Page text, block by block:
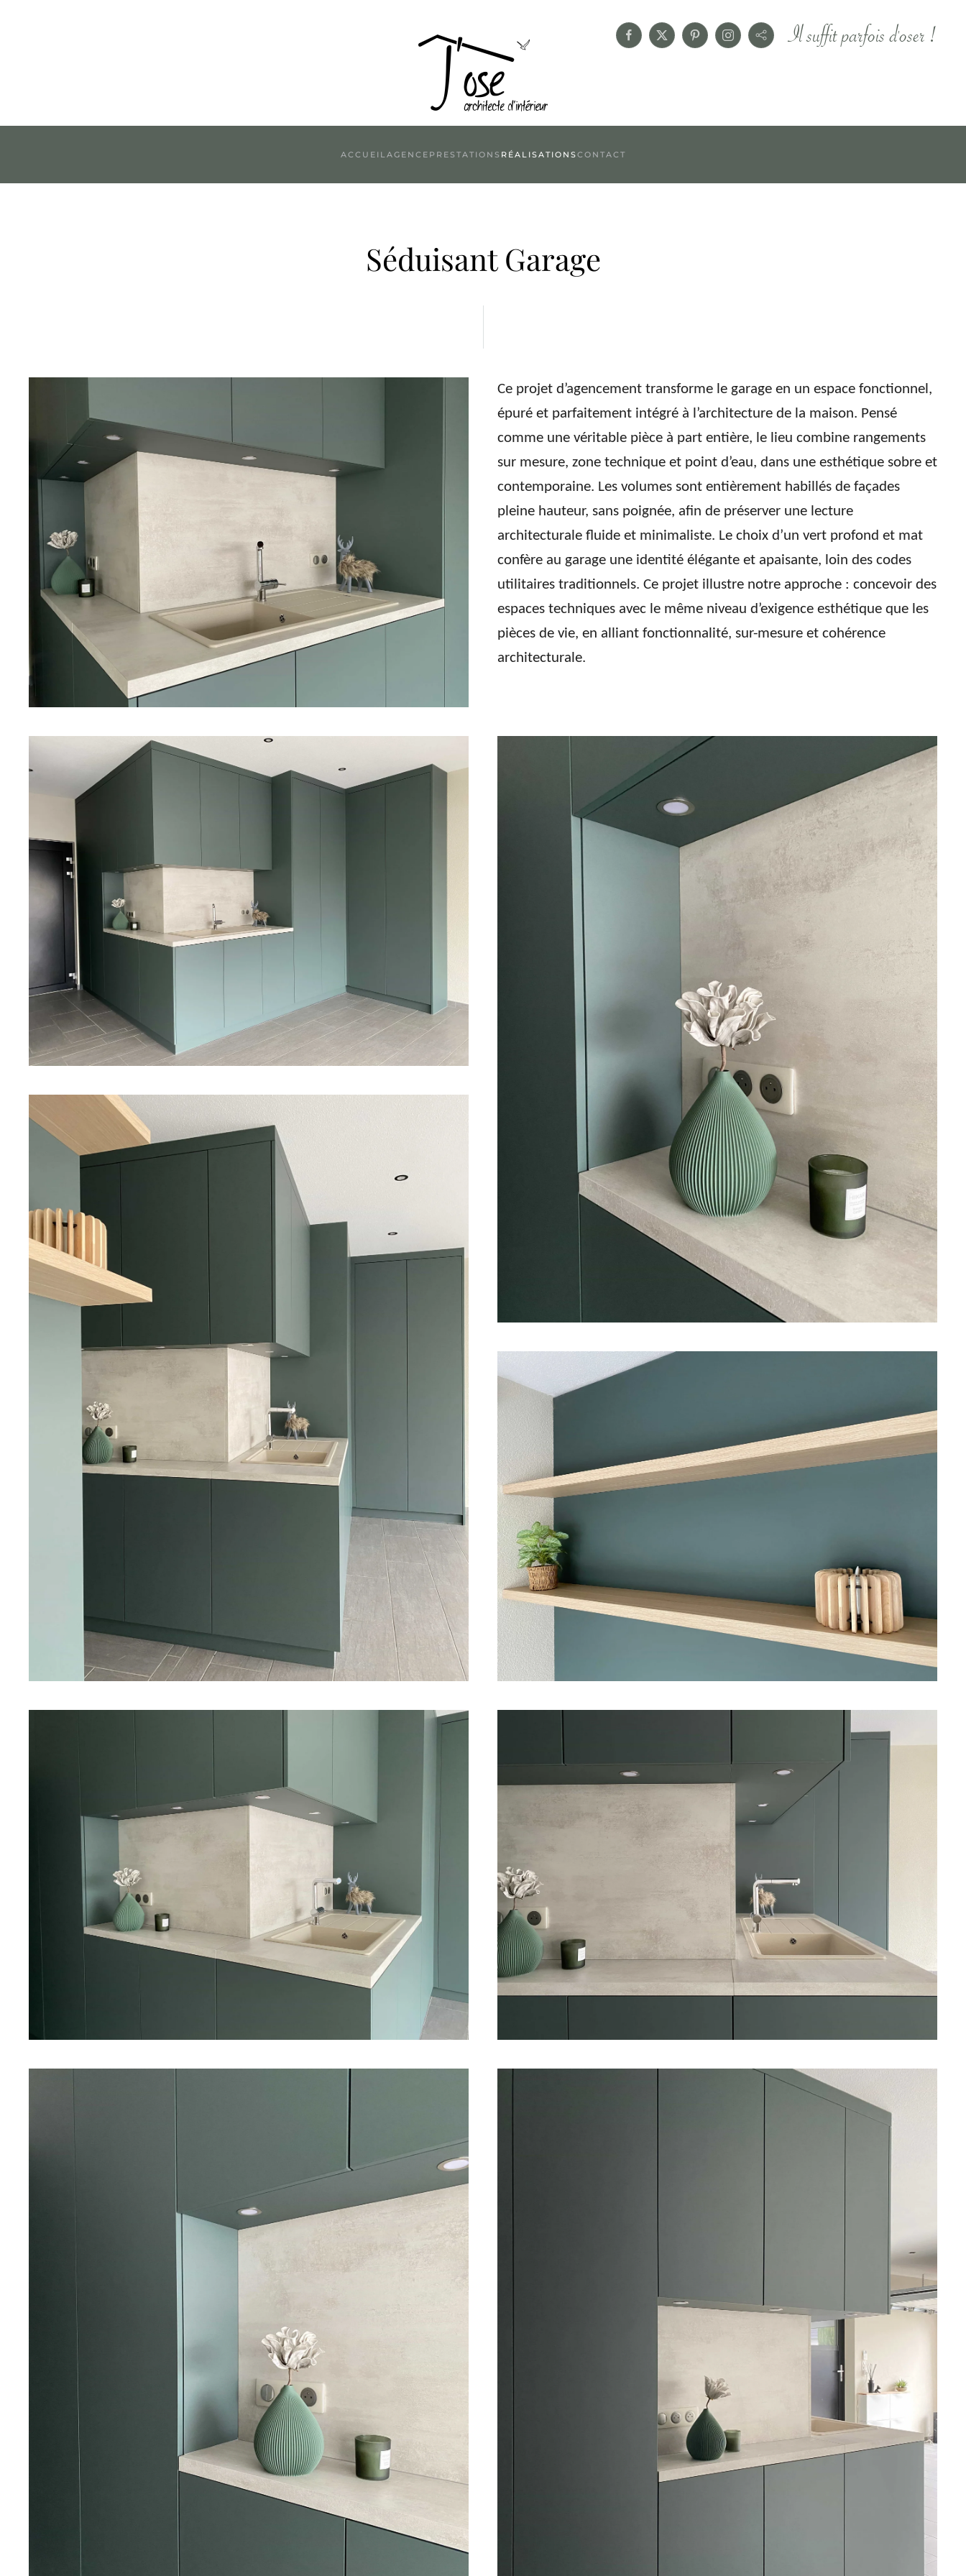
Il suffit parfois d'oser !
ACCUEIL AGENCE PRESTATIONS RÉALISATIONSCONTACT
Séduisant Garage
Ce projet d’agencement transforme le garage en un espace fonctionnel,
épuré et parfaitement intégré à l’architecture de la maison. Pensé
comme une véritable pièce à part entière, le lieu combine rangements
sur mesure, zone technique et point d’eau, dans une esthétique sobre et
contemporaine. Les volumes sont entièrement habillés de façades
pleine hauteur, sans poignée, afin de préserver une lecture
architecturale fluide et minimaliste. Le choix d’un vert profond et mat
confère au garage une identité élégante et apaisante, loin des codes
utilitaires traditionnels. Ce projet illustre notre approche : concevoir des
espaces techniques avec le même niveau d’exigence esthétique que les
pièces de vie, en alliant fonctionnalité, sur-mesure et cohérence
architecturale.